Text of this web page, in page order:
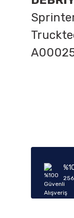
Ürün fiyatı
Bu ürüne